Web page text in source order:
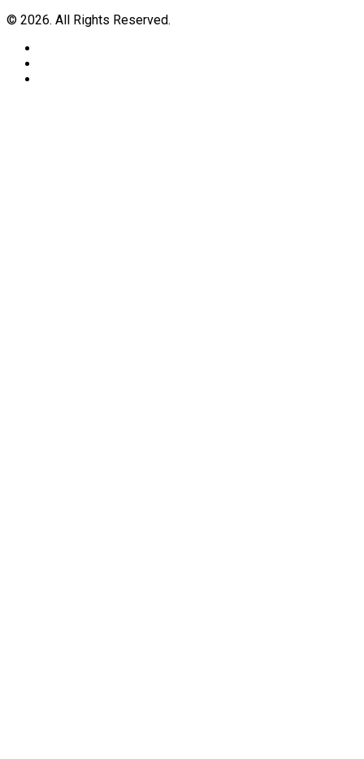
© 2026. All Rights Reserved.